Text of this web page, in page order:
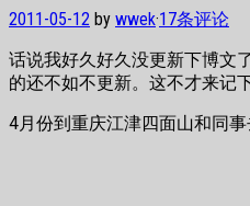
2011-05-12 by wwek·17条评论
话说我好久好久没更新下博文
的还不如不更新。这不才来记
4月份到重庆江津四面山和同事